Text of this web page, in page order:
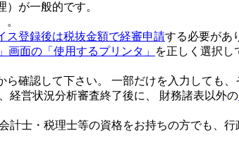
が一般的です。
ス登録後は税抜金額で経審申請する必要があ
画面の「使用するプリンタ」
を正しく選択し
ら確認して下さい。 一部だけを入力しても
経営状況分析審査終了後に、 財務諸表以外の
計士・税理士等の資格をお持ちの方でも、